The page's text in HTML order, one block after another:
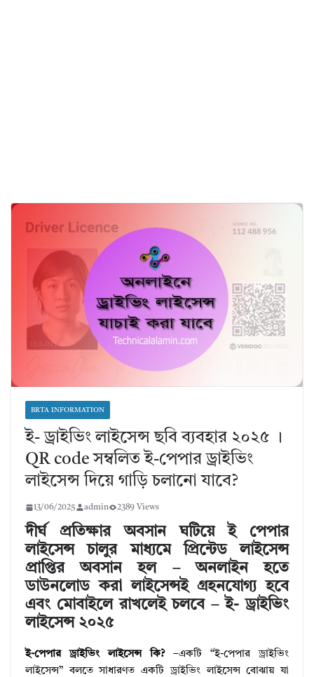
BRTA INFORMATION
ই- ড্রাইভিং লাইসেন্স ছবি ব্যবহার ২০২৫ ।
QR code সম্বলিত ই-পেপার ড্রাইভিং
লাইসেন্স দিয়ে গাড়ি চলানো যাবে?
13/06/2025 admin 2389 Views
দীর্ঘ প্রতিক্ষার অবসান ঘটিয়ে ই পেপার
লাইসেন্স চালুর মাধ্যমে প্রিন্টেড লাইসেন্স
প্রাপ্তির অবসান হল – অনলাইন হতে
ডাউনলোড করা লাইসেন্সই গ্রহনযোগ্য হবে
এবং মোবাইলে রাখলেই চলবে – ই- ড্রাইভিং
লাইসেন্স ২০২৫
ই-পেপার ড্রাইভিং লাইসেন্স কি?–একটি “ই-পেপার ড্রাইভিং
লাইসেন্স” বলতে সাধারণত একটি ড্রাইভিং লাইসেন্স বোঝায় যা